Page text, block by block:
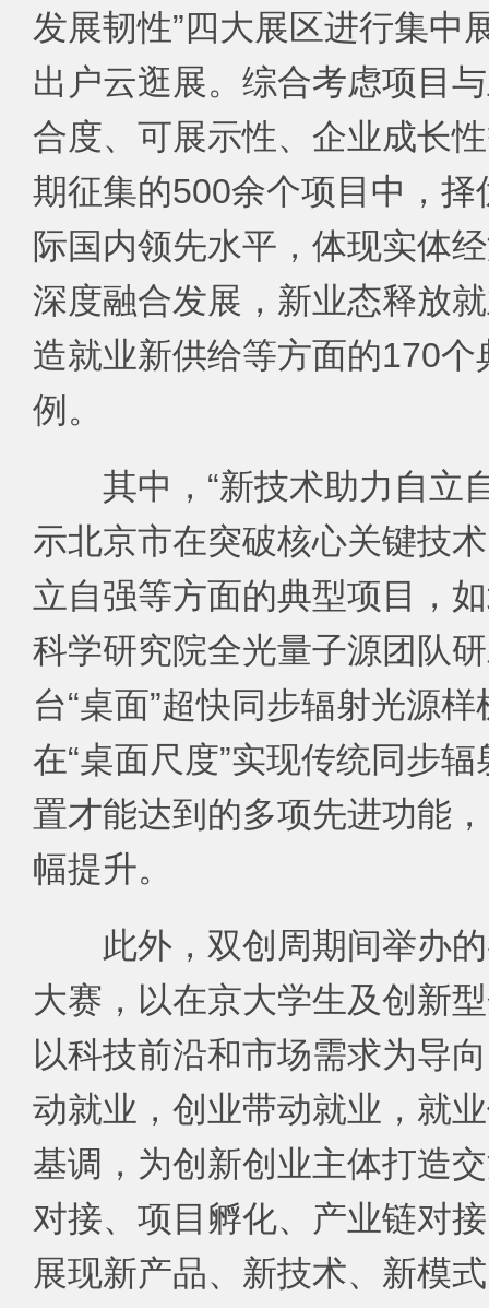
发展韧性”四大展区进行集中
出户云逛展。综合考虑项目
合度、可展示性、企业成长
期征集的500余个项目中，择
际国内领先水平，体现实体
深度融合发展，新业态释放
造就业新供给等方面的170个
例。
其中，“新技术助力自立
示北京市在突破核心关键技
立自强等方面的典型项目，
科学研究院全光量子源团队
台“桌面”超快同步辐射光源
在“桌面尺度”实现传统同步
置才能达到的多项先进功能
幅提升。
此外，双创周期间举办
大赛，以在京大学生及创新
以科技前沿和市场需求为导
动就业，创业带动就业，就
基调，为创新创业主体打造
对接、项目孵化、产业链对
展现新产品、新技术、新模